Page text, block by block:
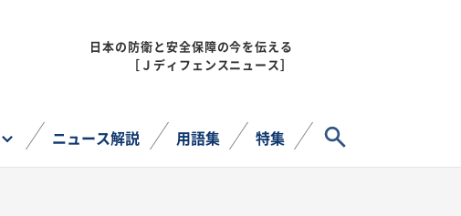
日本の防衛と安全保障の今を伝える
［Ｊディフェンスニュース］
ニュース解説 用語集 特集